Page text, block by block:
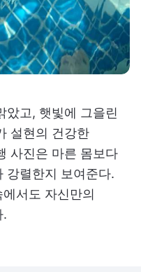
았고, 햇빛에 그을린
설현의 건강한
사진은 마른 몸보다
강렬한지 보여준다.
서도 자신만의
.